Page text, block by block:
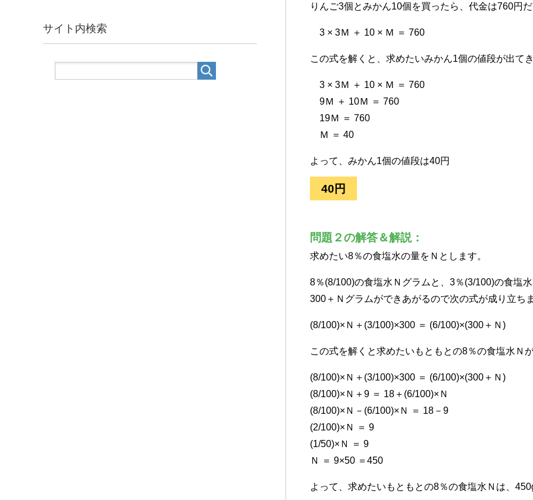
りんご3個とみかん10個を買ったら、代金は760円
3 × 3Ｍ ＋ 10 × Ｍ ＝ 760
この式を解くと、求めたいみかん1個の値段が出てき
3 × 3Ｍ ＋ 10 × Ｍ ＝ 760
9Ｍ ＋ 10Ｍ ＝ 760
19Ｍ ＝ 760
Ｍ ＝ 40
よって、みかん1個の値段は40円
40円
問題２の解答＆解説：
求めたい8％の食塩水の量をＮとします。
8％(8/100)の食塩水Ｎグラムと、3％(3/100)の食塩
300＋Ｎグラムができあがるので次の式が成り立ちま
(8/100)×Ｎ＋(3/100)×300 ＝ (6/100)×(300＋Ｎ)
この式を解くと求めたいもともとの8％の食塩水Ｎ
(8/100)×Ｎ＋(3/100)×300 ＝ (6/100)×(300＋Ｎ)
(8/100)×Ｎ＋9 ＝ 18＋(6/100)×Ｎ
(8/100)×Ｎ－(6/100)×Ｎ ＝ 18－9
(2/100)×Ｎ ＝ 9
(1/50)×Ｎ ＝ 9
Ｎ ＝ 9×50 ＝450
よって、求めたいもともとの8％の食塩水Ｎは、
サイト内検索